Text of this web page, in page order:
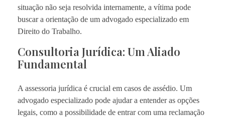
situação não seja resolvida internamente, a vítima pode
buscar a orientação de um advogado especializado em
Direito do Trabalho.
Consultoria Jurídica: Um Aliado
Fundamental
A assessoria jurídica é crucial em casos de assédio. Um
advogado especializado pode ajudar a entender as opções
legais, como a possibilidade de entrar com uma reclamação